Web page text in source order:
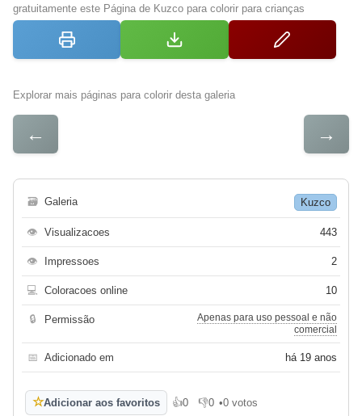
gratuitamente este Página de Kuzco para colorir para crianças
Explorar mais páginas para colorir desta galeria
← →
🗃 Galeria Kuzco
👁 Visualizacoes 443
👁 Impressoes 2
💻 Coloracoes online 10
🔒 Permissão
Apenas para uso pessoal e não
comercial
📅 Adicionado em há 19 anos
☆Adicionar aos favoritos 👍0
Gosto👎0
Não gosto
•0 votos